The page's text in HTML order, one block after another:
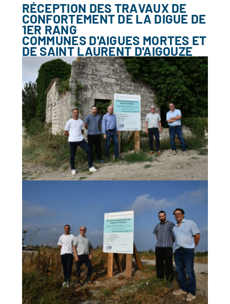
RÉCEPTION DES TRAVAUX DE
CONFORTEMENT DE LA DIGUE DE
1ER RANG
COMMUNES D'AIGUES MORTES ET
DE SAINT LAURENT D'AIGOUZE